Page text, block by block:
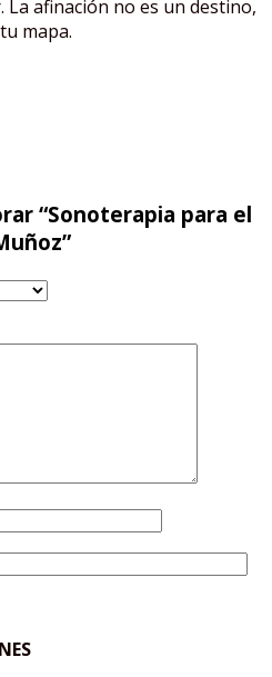
afinación no es un destino,
mapa.
“Sonoterapia para el